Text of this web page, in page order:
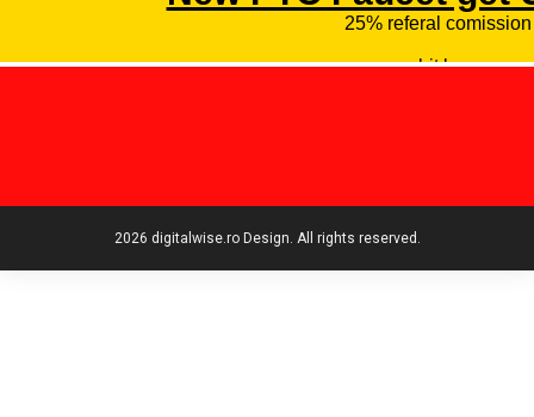
2026 digitalwise.ro Design. All rights reserved.